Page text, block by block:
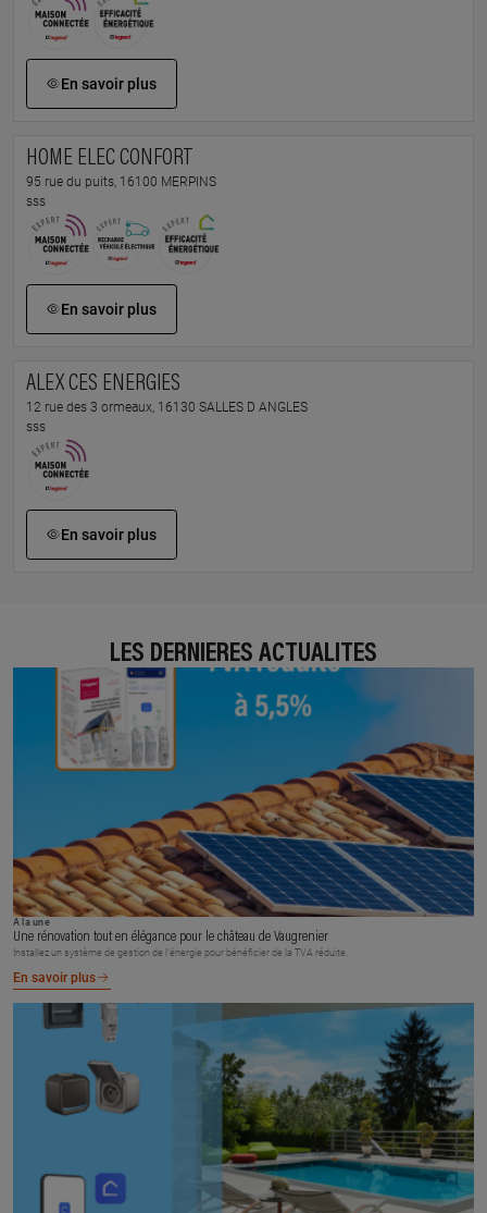
En savoir plus
HOME ELEC CONFORT
95 rue du puits, 16100 MERPINS
sss
En savoir plus
ALEX CES ENERGIES
12 rue des 3 ormeaux, 16130 SALLES D ANGLES
sss
En savoir plus
LES DERNIÈRES ACTUALITÉS
À la une
Une rénovation tout en élégance pour le château de Vaugrenier
Installez un système de gestion de l’énergie pour bénéficier de la TVA réduite.
En savoir plus